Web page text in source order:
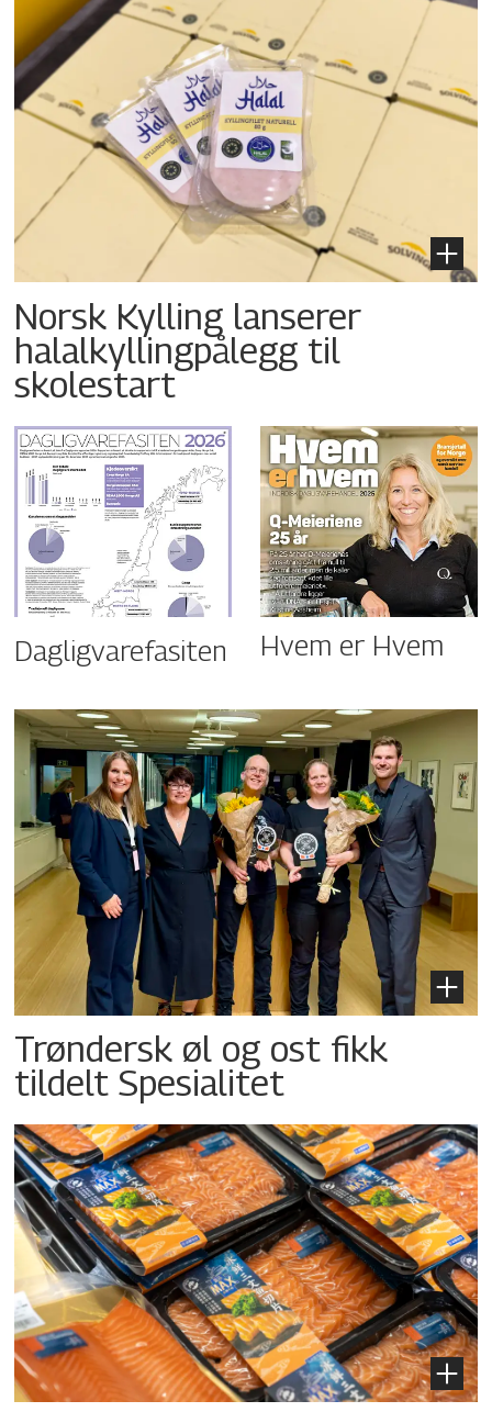
Norsk Kylling lanserer
halalkyllingpålegg til
skolestart
Dagligvarefasiten Hvem er Hvem
Trøndersk øl og ost fikk
tildelt Spesialitet